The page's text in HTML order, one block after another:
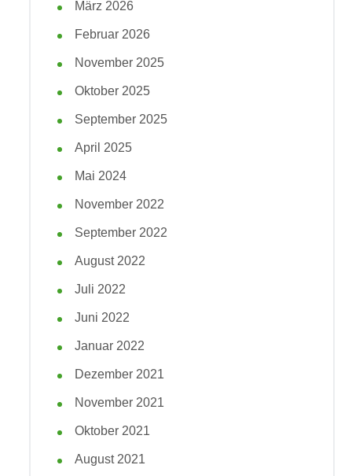
März 2026
Februar 2026
November 2025
Oktober 2025
September 2025
April 2025
Mai 2024
November 2022
September 2022
August 2022
Juli 2022
Juni 2022
Januar 2022
Dezember 2021
November 2021
Oktober 2021
August 2021